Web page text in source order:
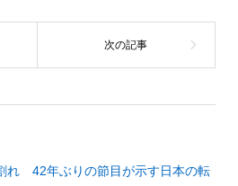
れ 42年ぶりの節目が示す日本の転